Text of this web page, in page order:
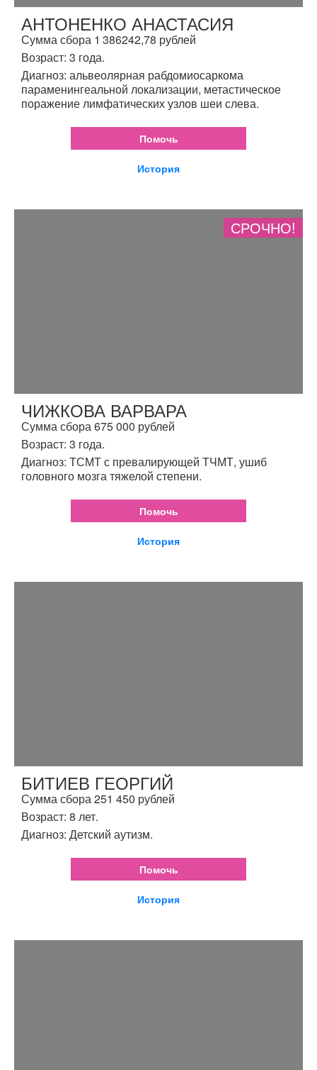
АНТОНЕНКО АНАСТАСИЯ
Сумма сбора 1 386242,78 рублей
Возраст: 3 года.
Диагноз: альвеолярная рабдомиосаркома
параменингеальной локализации, метастическое
поражение лимфатических узлов шеи слева.
Помочь
История
СРОЧНО!
ЧИЖКОВА ВАРВАРА
Сумма сбора 675 000 рублей
Возраст: 3 года.
Диагноз: ТСМТ с превалирующей ТЧМТ, ушиб
головного мозга тяжелой степени.
Помочь
История
БИТИЕВ ГЕОРГИЙ
Сумма сбора 251 450 рублей
Возраст: 8 лет.
Диагноз: Детский аутизм.
Помочь
История